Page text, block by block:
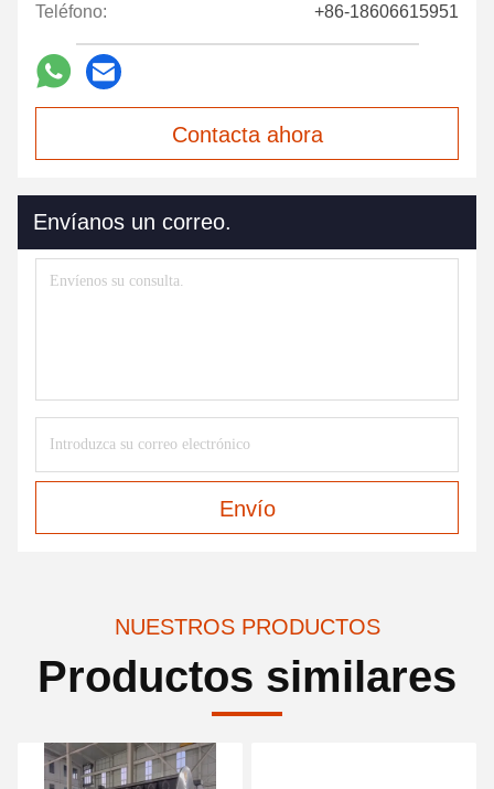
Teléfono: +86-18606615951
Contacta ahora
Envíanos un correo.
Envío
NUESTROS PRODUCTOS
Productos similares